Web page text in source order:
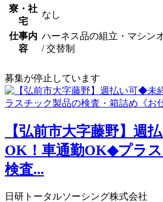
寮・社
宅
なし
仕事内
容
ハーネス品の組立・マシン
/ 交替制
募集が停止しています
【弘前市大字藤野】週
OK！車通勤OK◆プラ
検査...
日研トータルソーシング株式会社